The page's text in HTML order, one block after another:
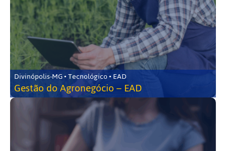
Divinópolis-MG • Tecnológico • EAD
Gestão do Agronegócio – EAD